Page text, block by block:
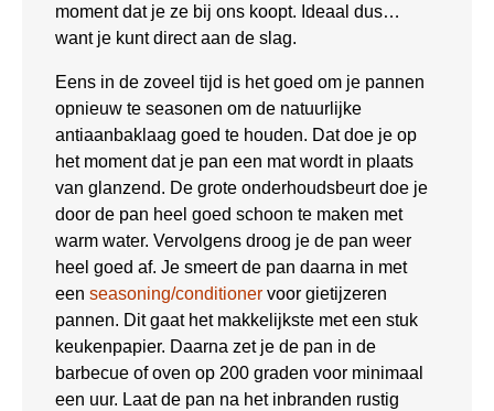
moment dat je ze bij ons koopt. Ideaal dus…
want je kunt direct aan de slag.
Eens in de zoveel tijd is het goed om je pannen
opnieuw te seasonen om de natuurlijke
antiaanbaklaag goed te houden. Dat doe je op
het moment dat je pan een mat wordt in plaats
van glanzend. De grote onderhoudsbeurt doe je
door de pan heel goed schoon te maken met
warm water. Vervolgens droog je de pan weer
heel goed af. Je smeert de pan daarna in met
een seasoning/conditioner voor gietijzeren
pannen. Dit gaat het makkelijkste met een stuk
keukenpapier. Daarna zet je de pan in de
barbecue of oven op 200 graden voor minimaal
een uur. Laat de pan na het inbranden rustig